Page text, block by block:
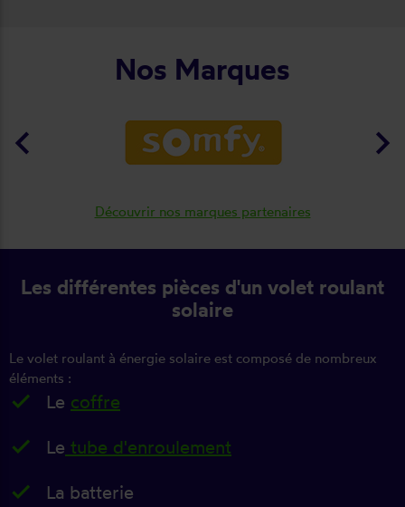
Nos Marques
keyboard_arrow_left keyboard_arrow_right
Découvrir nos marques partenaires
Les différentes pièces d'un volet roulant
solaire
Le volet roulant à énergie solaire est composé de nombreux
éléments :
Le coffre
Le tube d'enroulement
La batterie